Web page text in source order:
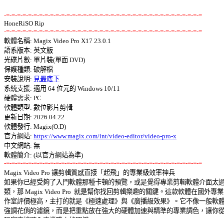
-=-=-=-=-=-=-=-=-=-=-=-=-=-=-=-=-=-=-=-=-=-=-=-=-=-=-=-=-=-=-=-=-=-=-=-=
-=-=-=-=-=-=-=-=-=-=-=-=-=-=-=-=-=-=-=-=-=-=-=-=-=-=-=-=-=-=-=-=-=-=-=-=
軟體名稱: Magix Video Pro X17 23.0.1
語系版本: 英文版
光碟片數: 單片裝(單面 DVD)
保護種類: 破解檔
安裝說明: 見最底下
系統支援: 適用 64 位元的 Windows 10/11
硬體需求: PC
軟體類型: 數位影片剪輯
更新日期: 2026.04.22
軟體發行: Magix(O.D)
官方網站: https://www.magix.com/int/video-editor/video-pro-x
中文網站: 無
-=-=-=-=-=-=-=-=-=-=-=-=-=-=-=-=-=-=-=-=-=-=-=-=-=-=-=-=-=-=-=-=-=-=-=-=
Magix Video Pro 讓剪輯質感直接「起飛」的專業級效率神兵
如果你已經受夠了入門軟體那種卡頓的預覽，或是覺得專業剪輯軟體介面太
類，那 Magix Video Pro  就是幫你找回剪輯樂趣的關鍵。這款軟體在國外專
作室評價極高，主打的就是《極速處理》與《廣播級效果》。它不像一般軟
強調花俏的濾鏡，而是把重點放在強大的硬體加速與精準的專業調色，讓你